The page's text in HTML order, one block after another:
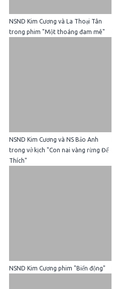
NSND Kim Cương và La Thoại Tân
trong phim "Một thoáng đam mê"
NSND Kim Cương và NS Bảo Anh
trong vở kịch "Con nai vàng rừng Đế
Thích"
NSND Kim Cương phim "Biển động"